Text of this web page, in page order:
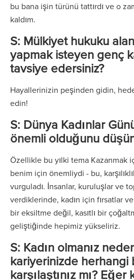
bu bana işin türünü tattırdı ve o
kaldım.
S: Mülkiyet hukuku
yapmak isteyen genç
tavsiye edersiniz?
Hayallerinizin peşinden gidin,
edin!
S: Dünya Kadınlar
önemli olduğunu
Özellikle bu yılki tema Kazanmak
benim için önemliydi - bu,
vurguladı. İnsanlar, kuruluşlar ve
verdiklerinde, kadın için fırsatlar
bir eksiltme değil, kasıtlı bir
geliştiğinde hepimiz yükseliriz.
S: Kadın olmanız
kariyerinizde herhangi
karşılaştınız mı? Eğer